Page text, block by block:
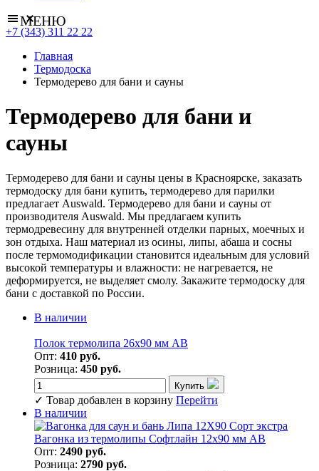
МЕНЮ
+7 (343) 311 22 22
Главная
Термодоска
Термодерево для бани и сауны
Термодерево для бани и
сауны
Термодерево для бани и сауны цены в Красноярске, заказать
термодоску для бани купить, термодерево для парилки
предлагает Auswald. Термодерево для бани и сауны от
производителя Auswald. Мы предлагаем купить
термодревесину для внутренней отделки парных, моечных и
зон отдыха. Наш материал из осины, липы, абаша и сосны
после термомодификации становится идеальным для условий
высокой температуры и влажности: не нагревается, не
деформируется, не выделяет смолу. Закажите термодоску для
бани с доставкой по России.
В наличии
Полок термолипа 26х90 мм АВ
Опт: 410 руб.
Розница: 450 руб.
Купить
✓ Товар добавлен в корзину Перейти
В наличии
Вагонка из термолипы Софтлайн 12х90 мм АВ
Опт: 2490 руб.
Розница: 2790 руб.